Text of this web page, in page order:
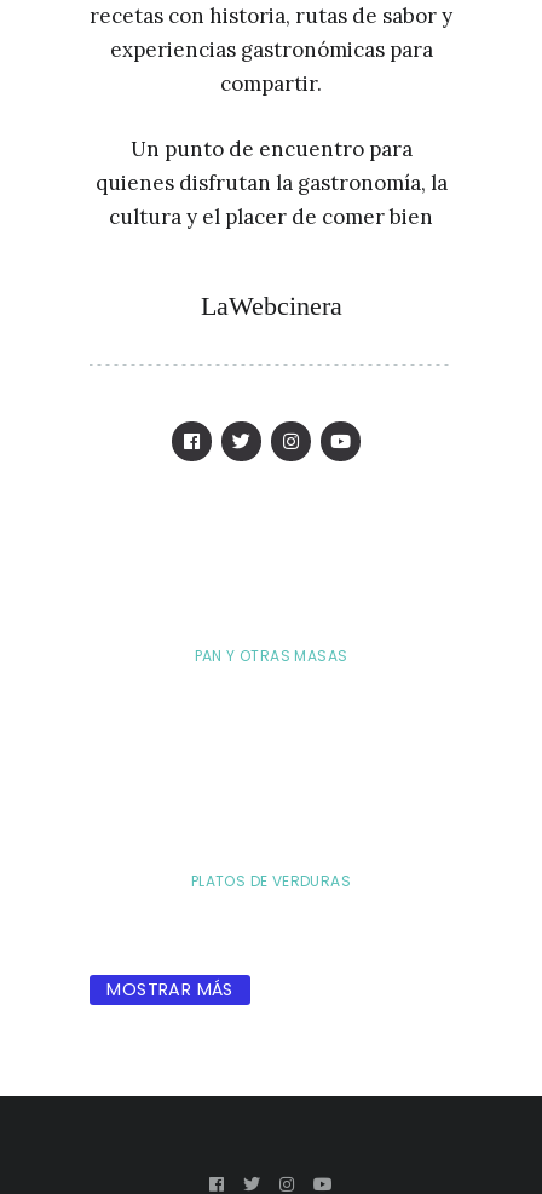
recetas con historia, rutas de sabor y
experiencias gastronómicas para
compartir.
Un punto de encuentro para
quienes disfrutan la gastronomía, la
cultura y el placer de comer bien
LaWebcinera
PAN Y OTRAS MASAS
PLATOS DE VERDURAS
MOSTRAR MÁS